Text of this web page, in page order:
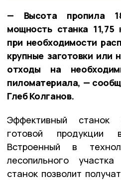
— Высота пропила
мощность станка 11,75
при необходимости
крупные заготовки или
отходы на
пиломатериала, —
Глеб Колганов.
Эффективный станок
готовой продукции
Встроенный в
лесопильного участка
станок позволит